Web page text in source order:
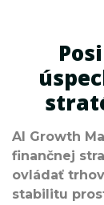
AI Growth
finančnej
ovládať
stabilitu